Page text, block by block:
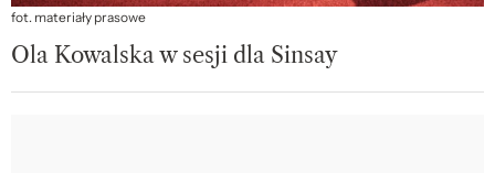
fot. materiały prasowe
Ola Kowalska w sesji dla Sinsay